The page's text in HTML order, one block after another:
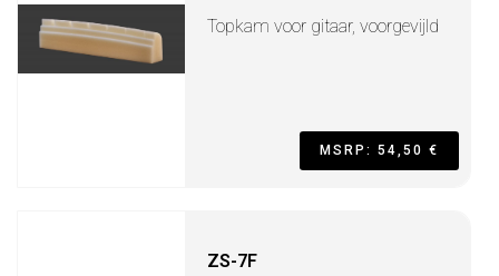
Topkam voor gitaar, voorgevijld
MSRP: 54,50 €
ZS-7F